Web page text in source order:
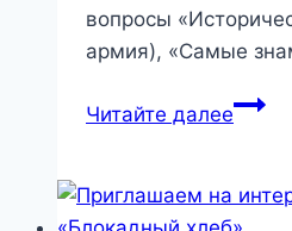
вопросы
армия), «Самые
Читайте далееЯ